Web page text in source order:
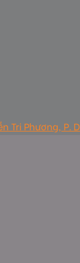
Tri Phương, P.